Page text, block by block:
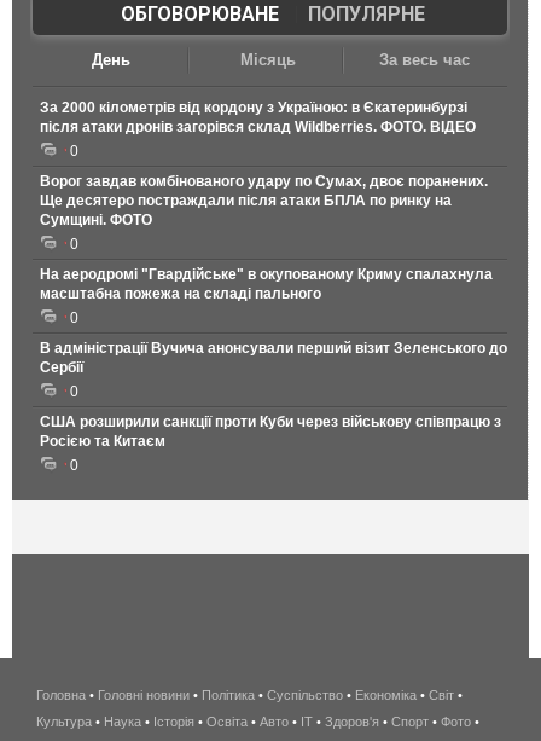
ОБГОВОРЮВАНЕ| ПОПУЛЯРНЕ
День Місяць За весь час
За 2000 кілометрів від кордону з Україною: в Єкатеринбурзі
після атаки дронів загорівся склад Wildberries. ФОТО. ВІДЕО
0
Ворог завдав комбінованого удару по Сумах, двоє поранених.
Ще десятеро постраждали після атаки БПЛА по ринку на
Сумщині. ФОТО
0
На аеродромі "Гвардійське" в окупованому Криму спалахнула
масштабна пожежа на складі пального
0
В адміністрації Вучича анонсували перший візит Зеленського до
Сербії
0
США розширили санкції проти Куби через військову співпрацю з
Росією та Китаєм
0
беспроводной
интернет
Головна • Головні новини • Політика • Суспільство • Економіка • Світ •
Культура • Наука • Історія • Освіта • Авто • IT • Здоров'я • Спорт • Фото •